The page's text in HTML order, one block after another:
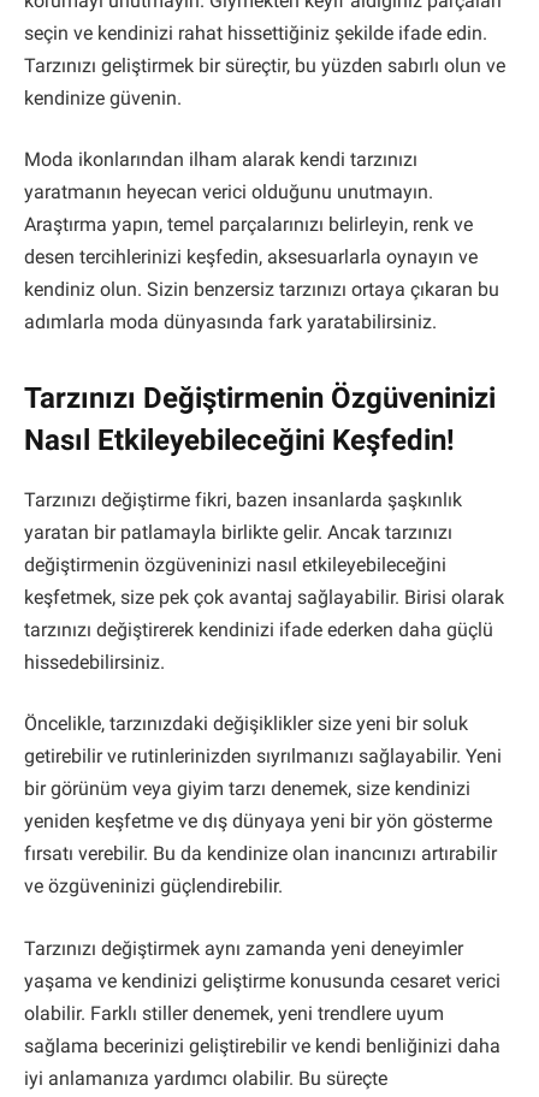
seçin ve kendinizi rahat hissettiğiniz şekilde ifade edin.
Tarzınızı geliştirmek bir süreçtir, bu yüzden sabırlı olun ve
kendinize güvenin.
Moda ikonlarından ilham alarak kendi tarzınızı
yaratmanın heyecan verici olduğunu unutmayın.
Araştırma yapın, temel parçalarınızı belirleyin, renk ve
desen tercihlerinizi keşfedin, aksesuarlarla oynayın ve
kendiniz olun. Sizin benzersiz tarzınızı ortaya çıkaran bu
adımlarla moda dünyasında fark yaratabilirsiniz.
Tarzınızı Değiştirmenin Özgüveninizi
Nasıl Etkileyebileceğini Keşfedin!
Tarzınızı değiştirme fikri, bazen insanlarda şaşkınlık
yaratan bir patlamayla birlikte gelir. Ancak tarzınızı
değiştirmenin özgüveninizi nasıl etkileyebileceğini
keşfetmek, size pek çok avantaj sağlayabilir. Birisi olarak
tarzınızı değiştirerek kendinizi ifade ederken daha güçlü
hissedebilirsiniz.
Öncelikle, tarzınızdaki değişiklikler size yeni bir soluk
getirebilir ve rutinlerinizden sıyrılmanızı sağlayabilir. Yeni
bir görünüm veya giyim tarzı denemek, size kendinizi
yeniden keşfetme ve dış dünyaya yeni bir yön gösterme
fırsatı verebilir. Bu da kendinize olan inancınızı artırabilir
ve özgüveninizi güçlendirebilir.
Tarzınızı değiştirmek aynı zamanda yeni deneyimler
yaşama ve kendinizi geliştirme konusunda cesaret verici
olabilir. Farklı stiller denemek, yeni trendlere uyum
sağlama becerinizi geliştirebilir ve kendi benliğinizi daha
iyi anlamanıza yardımcı olabilir. Bu süreçte